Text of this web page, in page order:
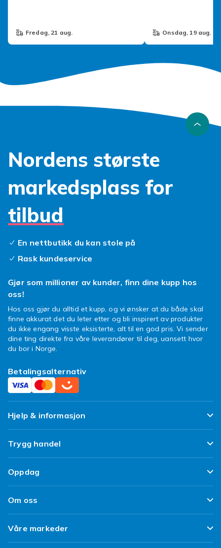
fredag, 21 aug. onsdag, 19 aug.
Nordens største
markedsplass for
tilbud
En nettbutikk du kan stole på
Rask kundeservice
Gjør som millioner av kunder, finn dine kupp hos
oss!
Hos oss gjør du alltid et kupp, og vi ønsker at du både skal
finne akkurat det du leter etter og bli inspirert av produkter
du ikke engang visste eksisterte, alt til en god pris. Vi sender
dine ting direkte fra våre leverandører til deg, uansett hvor
du bor i Norge.
Betalingsalternativ
Hjelp & informasjon
Ofte stilte spørsmål
Spor pakken min
Angre & returner her
Leverering
Trygg handel
Fornøyd kunde-løfte
Kundeanmeldelser
Refurbished/ Brukt
Oppdag
Design dine egne klær
Design ditt eget mobildeksel
Om oss
Om Fyndiq
Klimaarbeid
Våre markeder